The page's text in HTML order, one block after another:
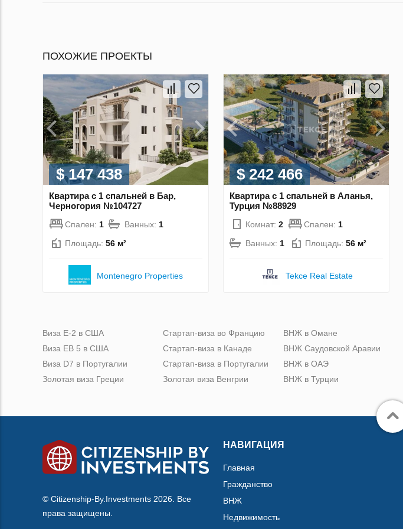
ПОХОЖИЕ ПРОЕКТЫ
$ 147 438
Квартира с 1 спальней в Бар,
Черногория №104727
Спален: 1 Ванных: 1
Площадь: 56 м²
Montenegro Properties
$ 242 466
Квартира с 1 спальней в Аланья,
Турция №88929
Комнат: 2 Спален: 1
Ванных: 1 Площадь: 56 м²
Tekce Real Estate
Виза Е-2 в США
Виза ЕВ 5 в США
Виза D7 в Португалии
Золотая виза Греции
Стартап-виза во Францию
Стартап-виза в Канаде
Стартап-виза в Португалии
Золотая виза Венгрии
ВНЖ в Омане
ВНЖ Саудовской Аравии
ВНЖ в ОАЭ
ВНЖ в Турции
© Citizenship-By.Investments 2026. Все
права защищены.
НАВИГАЦИЯ
Главная
Гражданство
ВНЖ
Недвижимость